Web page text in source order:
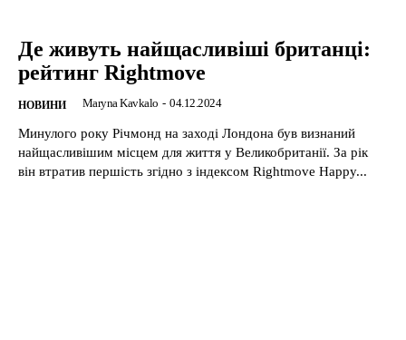
Де живуть найщасливіші британці:
рейтинг Rightmove
НОВИНИ Maryna Kavkalo - 04.12.2024
Минулого року Річмонд на заході Лондона був визнаний
найщасливішим місцем для життя у Великобританії. За рік
він втратив першість згідно з індексом Rightmove Happy...